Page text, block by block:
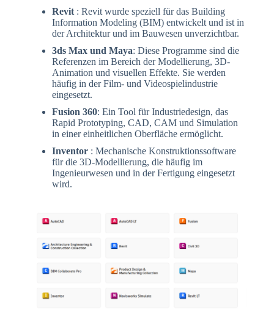
Revit : Revit wurde speziell für das Building
Information Modeling (BIM) entwickelt und ist in
der Architektur und im Bauwesen unverzichtbar.
3ds Max und Maya: Diese Programme sind die
Referenzen im Bereich der Modellierung, 3D-
Animation und visuellen Effekte. Sie werden
häufig in der Film- und Videospielindustrie
eingesetzt.
Fusion 360: Ein Tool für Industriedesign, das
Rapid Prototyping, CAD, CAM und Simulation
in einer einheitlichen Oberfläche ermöglicht.
Inventor : Mechanische Konstruktionssoftware
für die 3D-Modellierung, die häufig im
Ingenieurwesen und in der Fertigung eingesetzt
wird.